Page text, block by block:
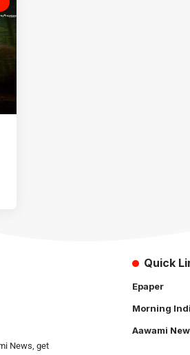
News, get
Quick
Epaper
Morning
Aawami